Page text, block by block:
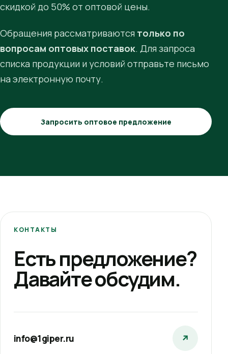
скидкой до 50% от оптовой цены.
Обращения рассматриваются только по
вопросам оптовых поставок. Для запроса
списка продукции и условий отправьте письмо
на электронную почту.
Запросить оптовое предложение
КОНТАКТЫ
Есть предложение?
Давайте обсудим.
info@1giper.ru ↗